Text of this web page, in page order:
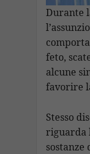
Durante
feto,
alcune
favorire
Stesso
riguarda